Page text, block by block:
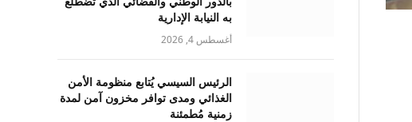
به النيابة الإدارية
أغسطس 4, 2026
الرئيس السيسي يُتابع منظومة الأمن
الغذائي ومدى توافر مخزون آمن لمدة
زمنية مُطمئنة